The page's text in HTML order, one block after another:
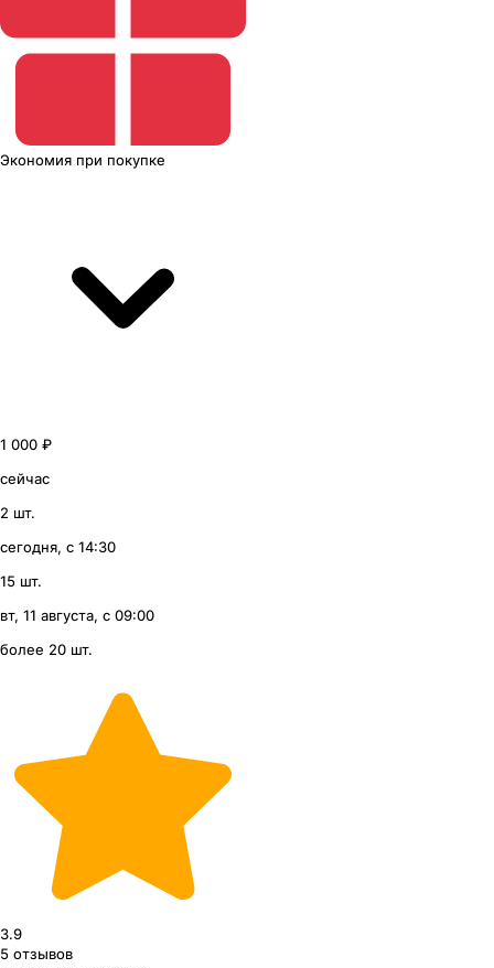
Экономия при покупке
1 000 ₽
сейчас
2 шт.
сегодня, с 14:30
15 шт.
вт, 11 августа, с 09:00
более 20 шт.
3.9
5 отзывов